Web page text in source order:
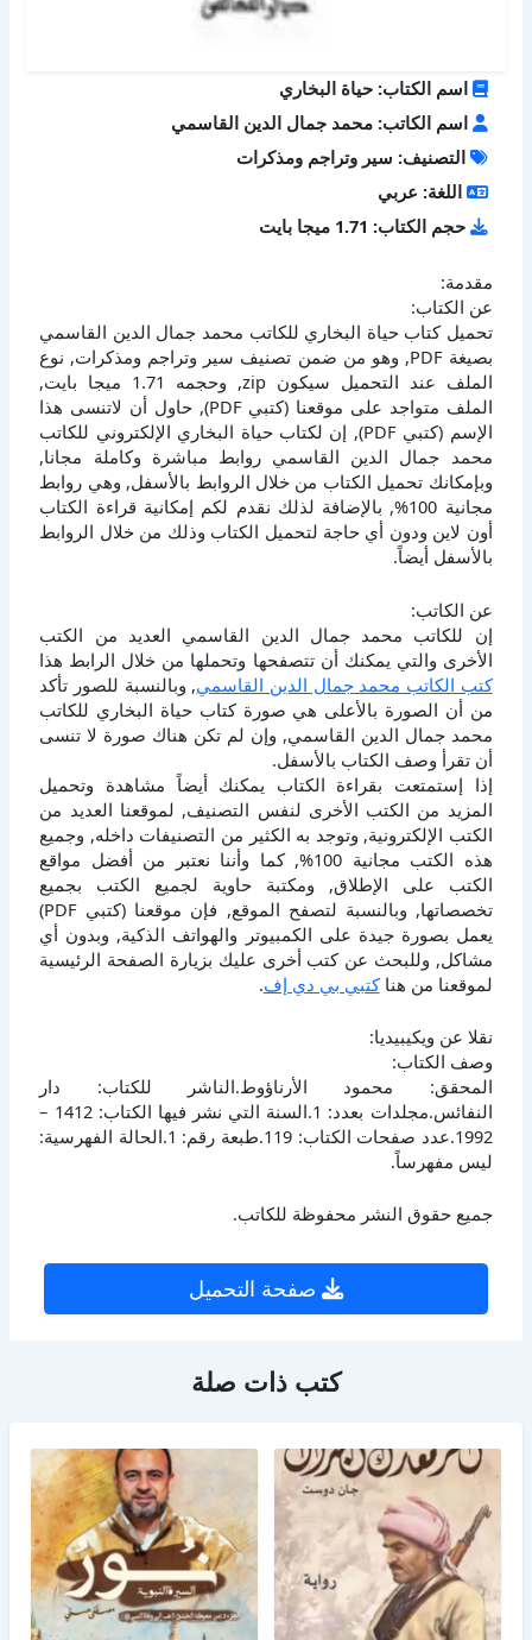
اسم الكتاب: حياة البخاري
اسم الكاتب: محمد جمال الدين القاسمي
التصنيف: سير وتراجم ومذكرات
اللغة: عربي
حجم الكتاب: 1.71 ميجا بايت
مقدمة:
عن الكتاب:
تحميل كتاب حياة البخاري للكاتب محمد جمال الدين القاسمي
بصيغة PDF, وهو من ضمن تصنيف سير وتراجم ومذكرات, نوع
الملف عند التحميل سيكون zip, وحجمه 1.71 ميجا بايت,
الملف متواجد على موقعنا (كتبي PDF), حاول أن لاتنسى هذا
الإسم (كتبي PDF), إن لكتاب حياة البخاري الإلكتروني للكاتب
محمد جمال الدين القاسمي روابط مباشرة وكاملة مجانا,
وبإمكانك تحميل الكتاب من خلال الروابط بالأسفل, وهي روابط
مجانية 100%, بالإضافة لذلك نقدم لكم إمكانية قراءة الكتاب
أون لاين ودون أي حاجة لتحميل الكتاب وذلك من خلال الروابط
بالأسفل أيضاً.
عن الكاتب:
إن للكاتب محمد جمال الدين القاسمي العديد من الكتب
الأخرى والتي يمكنك أن تتصفحها وتحملها من خلال الرابط هذا
كتب الكاتب محمد جمال الدين القاسمي, وبالنسبة للصور تأكد
من أن الصورة بالأعلى هي صورة كتاب حياة البخاري للكاتب
محمد جمال الدين القاسمي, وإن لم تكن هناك صورة لا تنسى
أن تقرأ وصف الكتاب بالأسفل.
إذا إستمتعت بقراءة الكتاب يمكنك أيضاً مشاهدة وتحميل
المزيد من الكتب الأخرى لنفس التصنيف, لموقعنا العديد من
الكتب الإلكترونية, وتوجد به الكثير من التصنيفات داخله, وجميع
هذه الكتب مجانية 100%, كما وأننا نعتبر من أفضل مواقع
الكتب على الإطلاق, ومكتبة حاوية لجميع الكتب بجميع
تخصصاتها, وبالنسبة لتصفح الموقع, فإن موقعنا (كتبي PDF)
يعمل بصورة جيدة على الكمبيوتر والهواتف الذكية, وبدون أي
مشاكل, وللبحث عن كتب أخرى عليك بزيارة الصفحة الرئيسية
لموقعنا من هناكتبي بي دي إف.
نقلا عن ويكيبيديا:
وصف الكتاب:
المحقق: محمود الأرناؤوط.الناشر للكتاب: دار
النفائس.مجلدات بعدد: 1.السنة التي نشر فيها الكتاب: 1412 –
1992.عدد صفحات الكتاب: 119.طبعة رقم: 1.الحالة الفهرسية:
ليس مفهرساً.
جميع حقوق النشر محفوظة للكاتب.
صفحة التحميل
كتب ذات صلة